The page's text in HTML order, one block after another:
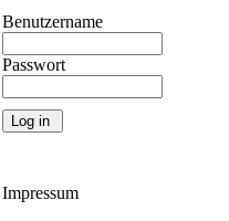
Benutzername
Passwort
Impressum